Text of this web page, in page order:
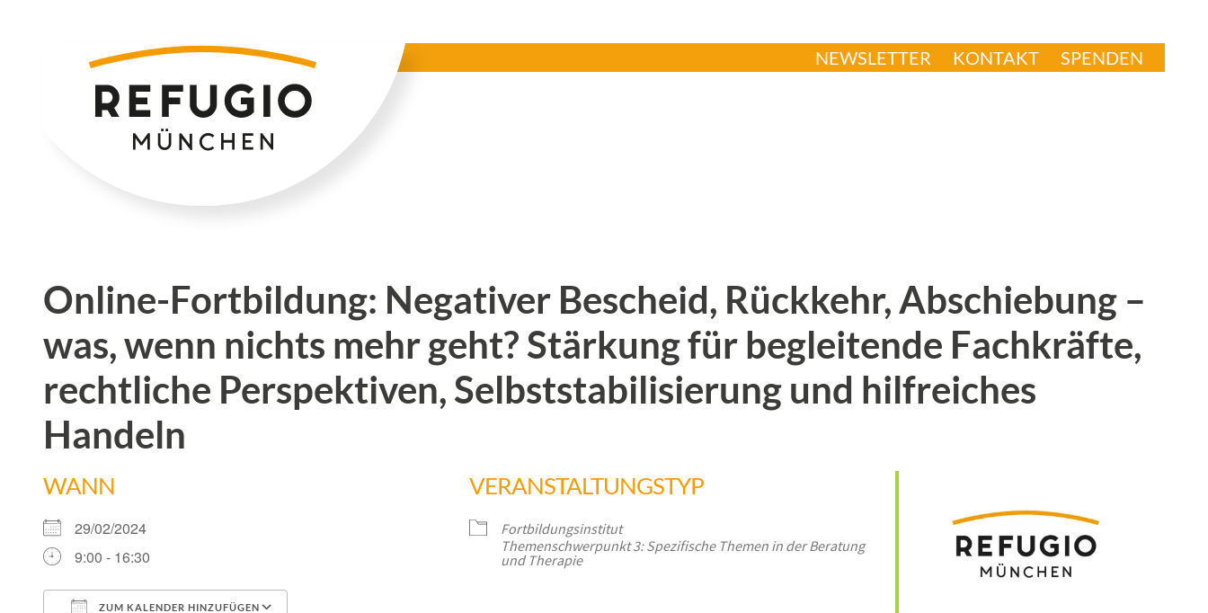
NEWSLETTER KONTAKT SPENDEN
Online-Fortbildung: Negativer Bescheid, Rückkehr, Abschiebung –
was, wenn nichts mehr geht? Stärkung für begleitende Fachkräfte,
rechtliche Perspektiven, Selbststabilisierung und hilfreiches
Handeln
WANN
29/02/2024
9:00 - 16:30
ZUM KALENDER HINZUFÜGEN
VERANSTALTUNGSTYP
Fortbildungsinstitut
Themenschwerpunkt 3: Spezifische Themen in der Beratung
und Therapie